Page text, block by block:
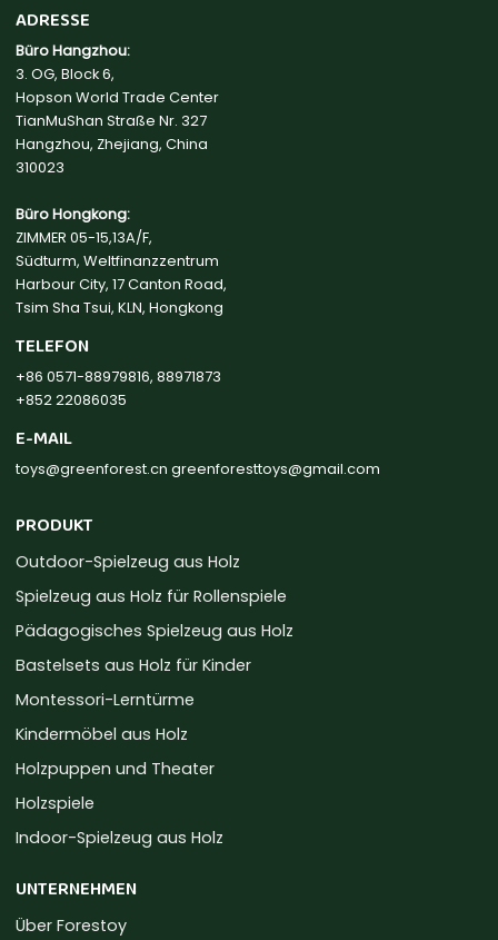
ADRESSE
Büro Hangzhou:
3. OG, Block 6,
Hopson World Trade Center
TianMuShan Straße Nr. 327
Hangzhou, Zhejiang, China
310023
Büro Hongkong:
ZIMMER 05-15,13A/F,
Südturm, Weltfinanzzentrum
Harbour City, 17 Canton Road,
Tsim Sha Tsui, KLN, Hongkong
TELEFON
+86 0571-88979816, 88971873
+852 22086035
E-MAIL
toys@greenforest.cn greenforesttoys@gmail.com
PRODUKT
Outdoor-Spielzeug aus Holz
Spielzeug aus Holz für Rollenspiele
Pädagogisches Spielzeug aus Holz
Bastelsets aus Holz für Kinder
Montessori-Lerntürme
Kindermöbel aus Holz
Holzpuppen und Theater
Holzspiele
Indoor-Spielzeug aus Holz
UNTERNEHMEN
Über Forestoy